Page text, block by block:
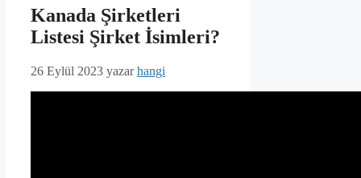
Kanada Şirketleri
Listesi Şirket İsimleri?
26 Eylül 2023 yazarhangi